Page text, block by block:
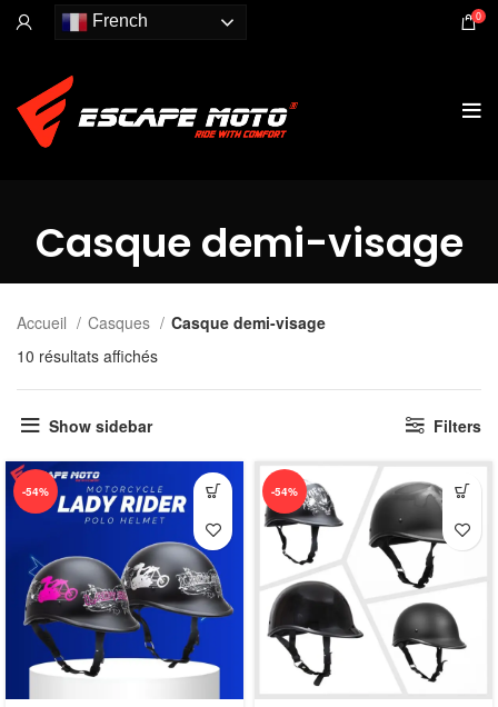
French 0
Casque demi-visage
Accueil Casques
Casque demi-visage
10 résultats affichés
Show sidebar Filters
-54% -54%